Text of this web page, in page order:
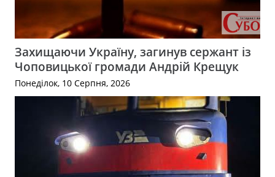
Захищаючи Україну, загинув сержант із
Чоповицької громади Андрій Крещук
Понеділок, 10 Серпня, 2026